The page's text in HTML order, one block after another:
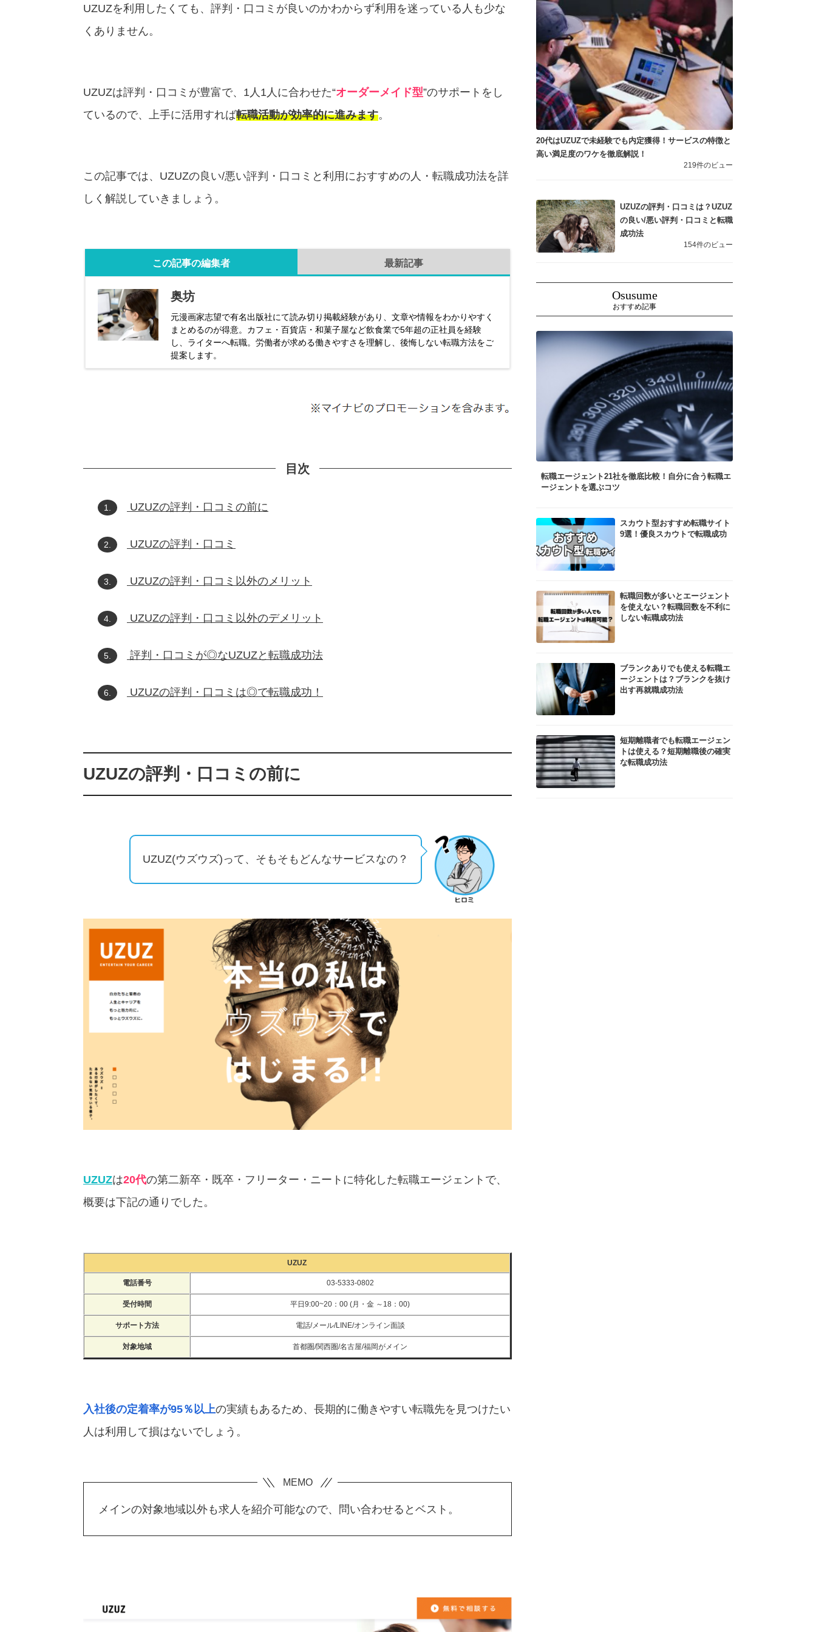
UZUZを利用したくても、評判・口コミが良いのかわからず利用を迷っている人も少な
くありません。
UZUZは評判・口コミが豊富で、1人1人に合わせた“オーダーメイド型”のサポートをし
ているので、上手に活用すれば転職活動が効率的に進みます。
この記事では、UZUZの良い/悪い評判・口コミと利用におすすめの人・転職成功法を詳
しく解説していきましょう。
この記事の編集者 最新記事
奥坊
元漫画家志望で有名出版社にて読み切り掲載経験があり、文章や情報をわかりやすく
まとめるのが得意。カフェ・百貨店・和菓子屋など飲食業で5年超の正社員を経験
し、ライターへ転職。労働者が求める働きやすさを理解し、後悔しない転職方法をご
提案します。
目次
1. UZUZの評判・口コミの前に
2. UZUZの評判・口コミ
3. UZUZの評判・口コミ以外のメリット
4. UZUZの評判・口コミ以外のデメリット
5. 評判・口コミが◎なUZUZと転職成功法
6. UZUZの評判・口コミは◎で転職成功！
UZUZの評判・口コミの前に
UZUZ(ウズウズ)って、そもそもどんなサービスなの？
UZUZは20代の第二新卒・既卒・フリーター・ニートに特化した転職エージェントで、
概要は下記の通りでした。
UZUZ
電話番号 03-5333-0802
受付時間 平日9:00~20：00 (月・金 ～18：00)
サポート方法 電話/メール/LINE/オンライン面談
対象地域 首都圏/関西圏/名古屋/福岡がメイン
入社後の定着率が95％以上の実績もあるため、長期的に働きやすい転職先を見つけたい
人は利用して損はないでしょう。
メインの対象地域以外も求人を紹介可能なので、問い合わせるとベスト。
20代はUZUZで未経験でも内定獲得！サービスの特徴と
高い満足度のワケを徹底解説！
219件のビュー
UZUZの評判・口コミは？UZUZ
の良い/悪い評判・口コミと転職
成功法
154件のビュー
Osusume
おすすめ記事
転職エージェント21社を徹底比較！自分に合う転職エ
ージェントを選ぶコツ
スカウト型おすすめ転職サイト
9選！優良スカウトで転職成功
転職回数が多いとエージェント
を使えない？転職回数を不利に
しない転職成功法
ブランクありでも使える転職エ
ージェントは？ブランクを抜け
出す再就職成功法
短期離職者でも転職エージェン
トは使える？短期離職後の確実
な転職成功法